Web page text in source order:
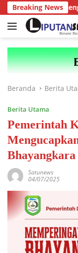
Langsung
ke
konten
Breaking News
Audiensi dengan
Beranda Berita
Berita Utama
Pemerintah
Bhayangkara
Satunews
04/07/2025